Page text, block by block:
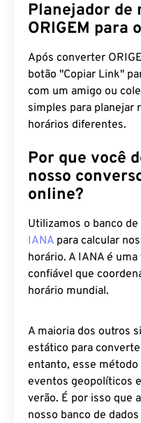
Planejador de
ORIGEM para
Após converter
botão "Copiar Link"
com um amigo ou
simples para planejar
horários diferentes.
Por que você
nosso
online?
Utilizamos o banco
IANA para calcular
horário. A IANA é
confiável que
horário mundial.
A maioria dos outros
estático para
entanto, esse
eventos geopolíticos
verão. É por isso que
nosso banco de